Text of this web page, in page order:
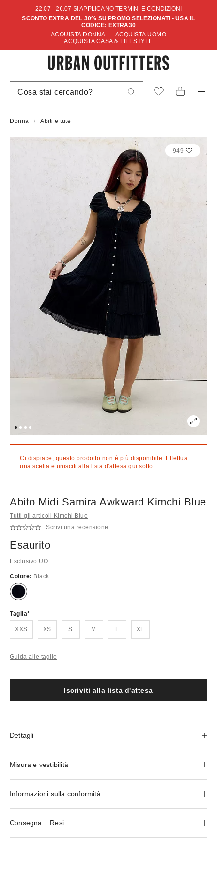
22.07 - 26.07 SI APPLICANO TERMINI E CONDIZIONI
SCONTO EXTRA DEL 30% SU PROMO SELEZIONATI • USA IL
CODICE: EXTRA30
ACQUISTA DONNA
ACQUISTA UOMO
ACQUISTA CASA & LIFESTYLE
Donna Abiti e tute
949
Ci dispiace, questo prodotto non è più disponibile. Effettua
una scelta e unisciti alla lista d'attesa qui sotto.
Abito Midi Samira Awkward Kimchi Blue
Tutti gli articoli Kimchi Blue
Scrivi una recensione
Esaurito
Esclusivo UO
Colore: Black
Esaurito!
Taglia
XXS XS S M L XL
Guida alle taglie
Iscriviti alla lista d'attesa
Dettagli
Misura e vestibilità
Informazioni sulla conformità
Consegna + Resi